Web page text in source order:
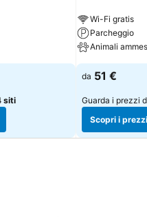
siti
Wi-Fi gratis
Parcheggio
Animali
da 51 €
Guarda i prezzi
Scopri i prezzi